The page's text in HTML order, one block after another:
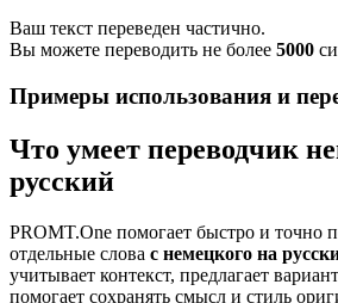
Ваш текст переведен частично.
Вы можете переводить не более 5000
Примеры использования и
Что умеет переводчик
русский
PROMT.One помогает быстро и точно
отдельные слова с немецкого на
учитывает контекст, предлагает
помогает сохранять смысл и стиль